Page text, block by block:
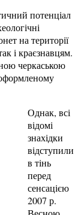
потенціал
на території
і краєзнавцям.
черкаською
Однак, всі
відомі
знахідки
відступили
в тінь
перед
сенсацією
2007 р.